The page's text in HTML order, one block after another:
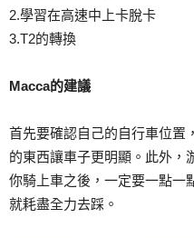
2.學習在高速中上卡脫卡
3.T2的轉換
Macca的建議
首先要確認自己的自行車位置
的東西讓車子更明顯。此外，
你騎上車之後，一定要一點一
就耗盡全力去踩。